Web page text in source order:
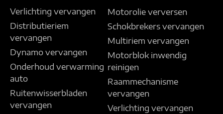
Verlichting vervangen
Distributieriem
vervangen
Dynamo vervangen
Onderhoud verwarming
auto
Ruitenwisserbladen
vervangen
Motorolie verversen
Schokbrekers vervangen
Multiriem vervangen
Motorblok inwendig
reinigen
Raammechanisme
vervangen
Verlichting vervangen